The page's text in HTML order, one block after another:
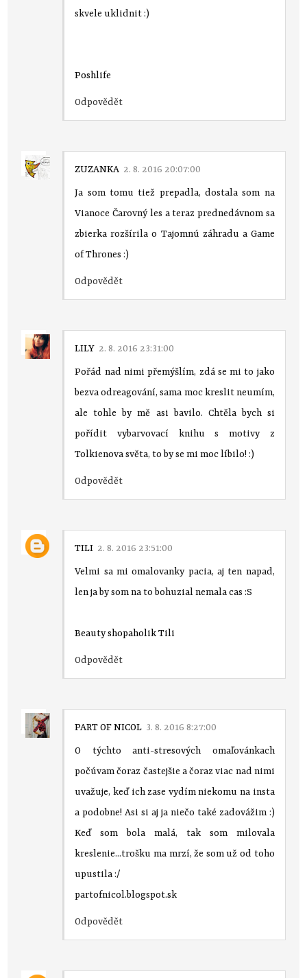
skvele uklidnit :)
Poshlife
Odpovědět
ZUZANKA 2. 8. 2016 20:07:00
Ja som tomu tiež prepadla, dostala som na
Vianoce Čarovný les a teraz prednedávnom sa
zbierka rozšírila o Tajomnú záhradu a Game
of Thrones :)
Odpovědět
LILY 2. 8. 2016 23:31:00
Pořád nad nimi přemýšlím, zdá se mi to jako
bezva odreagování, sama moc kreslit neumím,
ale tohle by mě asi bavilo. Chtěla bych si
pořídit vybarvovací knihu s motivy z
Tolkienova světa, to by se mi moc líbilo! :)
Odpovědět
TILI 2. 8. 2016 23:51:00
Velmi sa mi omalovanky pacia, aj ten napad,
len ja by som na to bohuzial nemala cas :S
Beauty shopaholik Tili
Odpovědět
PART OF NICOL 3. 8. 2016 8:27:00
O týchto anti-stresových omaľovánkach
počúvam čoraz častejšie a čoraz viac nad nimi
uvažuje, keď ich zase vydím niekomu na insta
a podobne! Asi si aj ja niečo také zadovážim :)
Keď som bola malá, tak som milovala
kreslenie...trošku ma mrzí, že som už od toho
upustila :/
partofnicol.blogspot.sk
Odpovědět